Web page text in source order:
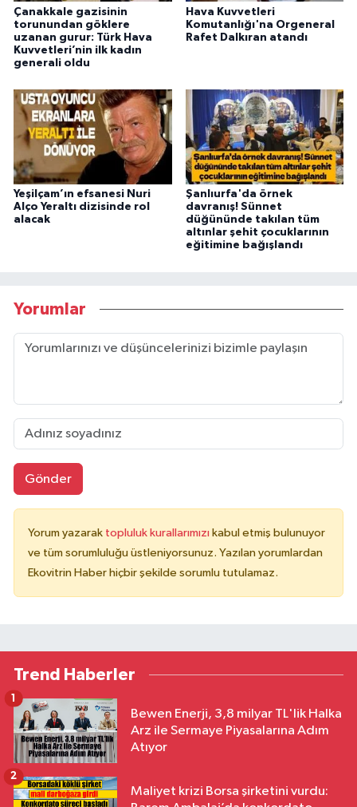
Çanakkale gazisinin
torunundan göklere
uzanan gurur: Türk Hava
Kuvvetleri’nin ilk kadın
generali oldu
Hava Kuvvetleri
Komutanlığı'na Orgeneral
Rafet Dalkıran atandı
Yeşilçam’ın efsanesi Nuri
Alço Yeraltı dizisinde rol
alacak
Şanlıurfa'da örnek
davranış! Sünnet
düğününde takılan tüm
altınlar şehit çocuklarının
eğitimine bağışlandı
Yorumlar
Gönder
Yorum yazarak topluluk kurallarımızı kabul etmiş bulunuyor
ve tüm sorumluluğu üstleniyorsunuz. Yazılan yorumlardan
Ekovitrin Haber hiçbir şekilde sorumlu tutulamaz.
Trend Haberler
Bewen Enerji, 3,8 milyar TL'lik Halka
Arz ile Sermaye Piyasalarına Adım
Atıyor
1
Maliyet krizi Borsa şirketini vurdu:
2